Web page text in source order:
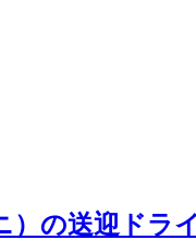
送迎ドラ